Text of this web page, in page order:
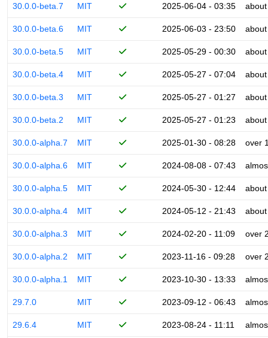
30.0.0-beta.7 MIT 2025-06-04 - 03:35
30.0.0-beta.6 MIT 2025-06-03 - 23:50
30.0.0-beta.5 MIT 2025-05-29 - 00:30
30.0.0-beta.4 MIT 2025-05-27 - 07:04
30.0.0-beta.3 MIT 2025-05-27 - 01:27
30.0.0-beta.2 MIT 2025-05-27 - 01:23
30.0.0-alpha.7 MIT 2025-01-30 - 08:28 over
30.0.0-alpha.6 MIT 2024-08-08 - 07:43
30.0.0-alpha.5 MIT 2024-05-30 - 12:44
30.0.0-alpha.4 MIT 2024-05-12 - 21:43
30.0.0-alpha.3 MIT 2024-02-20 - 11:09 over
30.0.0-alpha.2 MIT 2023-11-16 - 09:28 over
30.0.0-alpha.1 MIT 2023-10-30 - 13:33
29.7.0 MIT 2023-09-12 - 06:43
29.6.4 MIT 2023-08-24 - 11:11